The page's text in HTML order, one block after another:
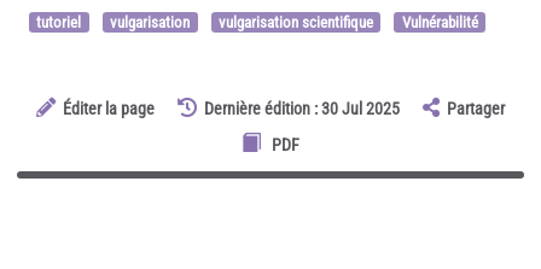
tutoriel
vulgarisation vulgarisation scientifique Vulnérabilité
Éditer la page Dernière édition : 30 Jul 2025
Partager
PDF